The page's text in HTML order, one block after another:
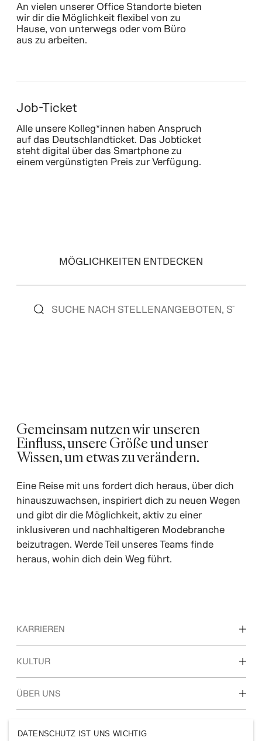
An vielen unserer Office Standorte bieten
wir dir die Möglichkeit flexibel von zu
Hause, von unterwegs oder vom Büro
aus zu arbeiten.
Job-Ticket
Alle unsere Kolleg*innen haben Anspruch
auf das Deutschlandticket. Das Jobticket
steht digital über das Smartphone zu
einem vergünstigten Preis zur Verfügung.
MÖGLICHKEITEN ENTDECKEN
Gemeinsam nutzen wir unseren
Einfluss, unsere Größe und unser
Wissen, um etwas zu verändern.
Eine Reise mit uns fordert dich heraus, über dich
hinauszuwachsen, inspiriert dich zu neuen Wegen
und gibt dir die Möglichkeit, aktiv zu einer
inklusiveren und nachhaltigeren Modebranche
beizutragen. Werde Teil unseres Teams finde
heraus, wohin dich dein Weg führt.
KARRIEREN
Unsere Arbeitsbereiche
KULTUR
Kultur & Benefits
ÜBER UNS
Nachhaltigkeit
DATENSCHUTZ IST UNS WICHTIG